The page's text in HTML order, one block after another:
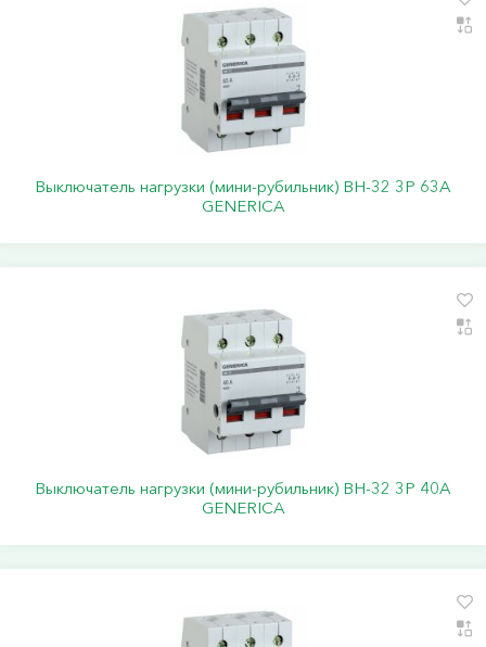
Выключатель нагрузки (мини-рубильник) ВН-32 3Р 63А
GENERICA
Выключатель нагрузки (мини-рубильник) ВН-32 3Р 40А
GENERICA